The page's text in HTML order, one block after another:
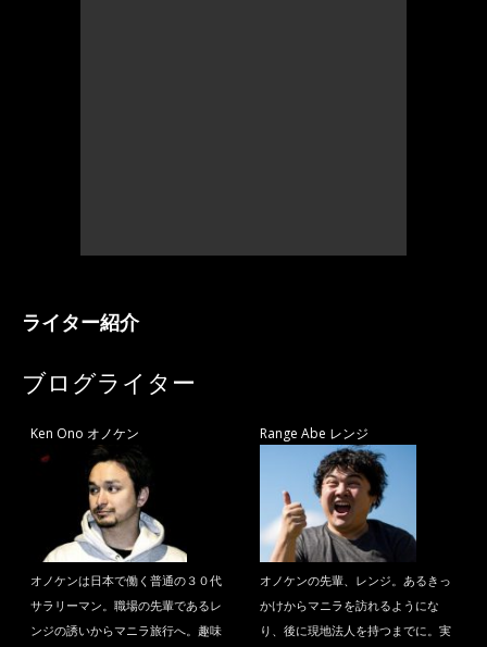
ライター紹介
ブログライター
Ken Ono オノケン
オノケンは日本で働く普通の３０代
サラリーマン。職場の先輩であるレ
ンジの誘いからマニラ旅行へ。趣味
Range Abe レンジ
オノケンの先輩、レンジ。あるきっ
かけからマニラを訪れるようにな
り、後に現地法人を持つまでに。実